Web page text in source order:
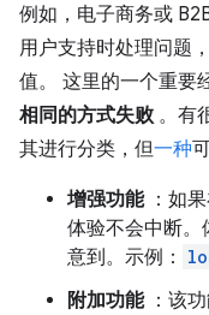
例如，电子商务或
用户支持时处理问题
值。 这里的一个重要
相同的方式失败 。有
其进行分类，但一种
增强功能：如果
体验不会中断。
意到。示例：
附加功能：该功